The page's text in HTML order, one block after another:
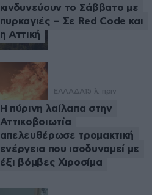
κινδυνεύουν το Σάββατο με
πυρκαγιές – Σε Red Code και
η Αττική
ΕΛΛΑΔΑ 15 λ. πριν
Η πύρινη λαίλαπα στην
Αττικοβοιωτία
απελευθέρωσε τρομακτική
ενέργεια που ισοδυναμεί με
έξι βόμβες Χιροσίμα